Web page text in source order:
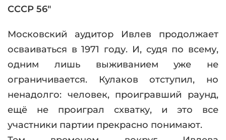
СССР 56"
Московский аудитор Ивлев продолжает
осваиваться в 1971 году. И, судя по всему,
одним лишь выживанием уже не
ограничивается. Кулаков отступил, но
ненадолго: человек, проигравший раунд,
ещё не проиграл схватку, и это все
участники партии прекрасно понимают.